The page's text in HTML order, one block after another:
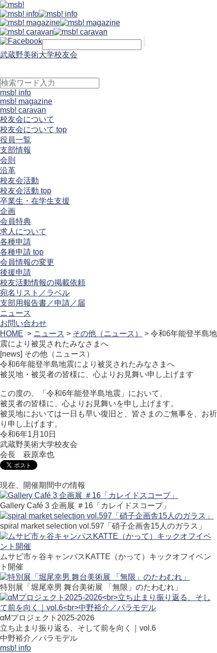
武蔵野美術大学校友会
msb! info
msb! magazine
msb! caravan
校友会について
校友会について top
役員一覧
支部情報
会則
沿革
校友会活動
校友会活動 top
卒業生・在学生支援
企画
会員特典
求人について
各種申請
各種申請 top
会員情報の変更
後援申請
校友活動情報の掲載依頼
宛名リスト／ラベル
支部用報告書／申請／届
ニュース
お問い合わせ
HOME > ニュース > その他（ニュース）
> 令和6年能登半島地
震により被災されたみなさまへ
[news] その他（ニュース）
令和6年能登半島地震により被災されたみなさまへ
被災地・被災者の皆様に、心よりお見舞い申し上げます
この度の、「令和6年能登半島地震」において、
被災者の皆様に、心よりお見舞いを申し上げます。
被災地においては一日も早い復旧と、皆さまのご無事を、お祈
り申し上げます。
令和6年1月10日
武蔵野美術大学校友会
会長 萩原幸也
現在、開催期間中の情報
Gallery Café 3 企画展 ＃16「カレイドスコープ」
spiral market selection vol.597「硝子企画舎15人のガラス」
ムサビ市ヶ谷キャンパスKATTE（かって）キックオフイベン
ト開催
特別展「堀尾幸男 舞台美術展 「無限」のたわむれ」
αMプロジェクト2025-2026
立ち止まり振り返る、そして前を向く｜vol.6
中野裕介／パラモデル
msb! info